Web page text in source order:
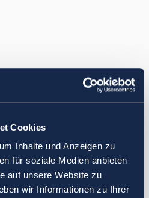
Cookies
Inhalte und Anzeigen zu
für soziale Medien anbieten
auf unsere Website zu
wir Informationen zu Ihrer